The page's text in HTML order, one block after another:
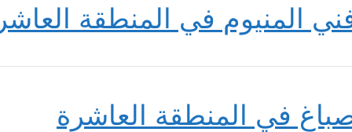
المنيوم في المنطقة
في المنطقة العاشرة